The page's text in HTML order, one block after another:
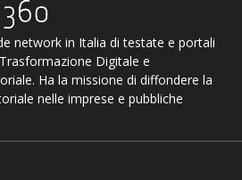
network in Italia di testate e portali
Digitale e
Ha la missione di diffondere la
nelle imprese e pubbliche